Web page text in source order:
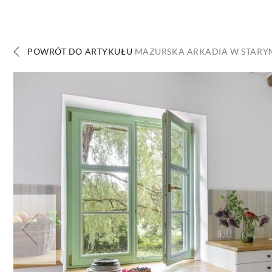
POWRÓT DO ARTYKUŁU MAZURSKA ARKADIA W
OGRÓD
ZWIERZĘTA W
ZWYCZAJE
DANIA